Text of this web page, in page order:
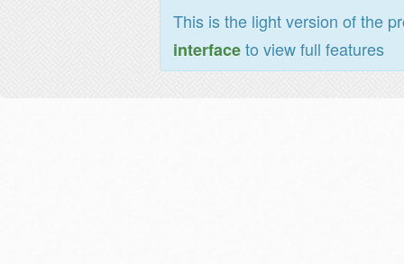
This is the light version of the
interfaceto view full features